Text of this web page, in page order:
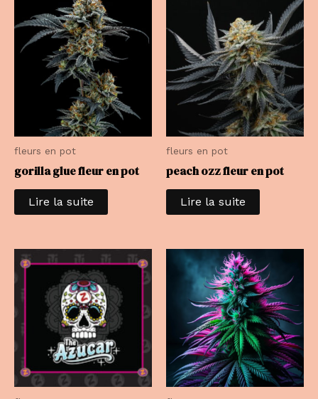
fleurs en pot
gorilla glue fleur en pot
Lire la suite
fleurs en pot
peach ozz fleur en pot
Lire la suite